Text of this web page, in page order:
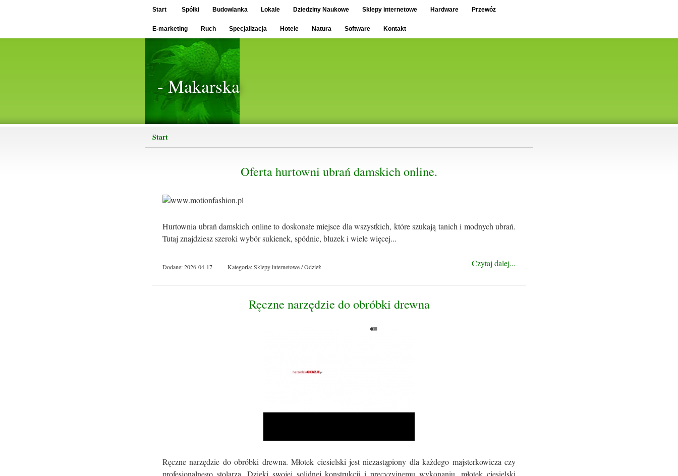
Start Spółki Budowlanka Lokale Dziedziny Naukowe Sklepy internetowe Hardware Przewóz
E-marketing Ruch Specjalizacja Hotele Natura Software Kontakt
- Makarska
Start
Oferta hurtowni ubrań damskich online.
Hurtownia ubrań damskich online to doskonałe miejsce dla wszystkich, które szukają tanich i modnych ubrań.
Tutaj znajdziesz szeroki wybór sukienek, spódnic, bluzek i wiele więcej...
Czytaj dalej...
Dodane: 2026-04-17 Kategoria: Sklepy internetowe / Odzież
Ręczne narzędzie do obróbki drewna
Ręczne narzędzie do obróbki drewna. Młotek ciesielski jest niezastąpiony dla każdego majsterkowicza czy
profesjonalnego stolarza. Dzięki swojej solidnej konstrukcji i precyzyjnemu wykonaniu, młotek ciesielski